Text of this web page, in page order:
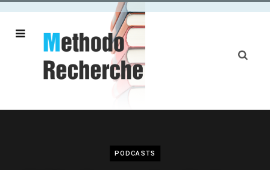
PODCASTS